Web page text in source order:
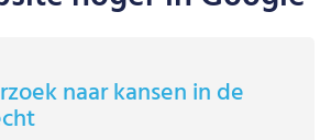
naar kansen in de